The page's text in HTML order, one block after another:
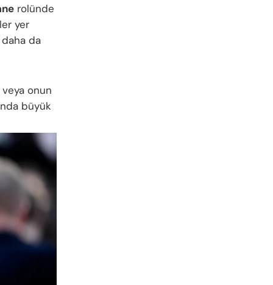
rolünde
yer
daha da
veya onun
büyük